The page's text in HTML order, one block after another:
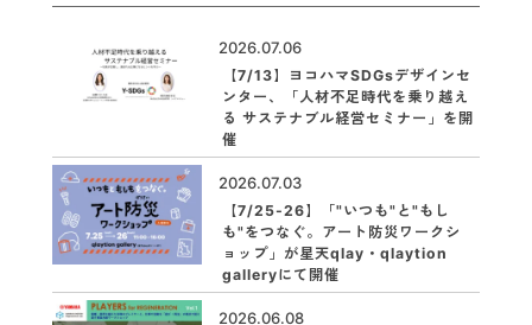
2026.07.06
【7/13】ヨコハマSDGsデザインセ
ンター、「人材不足時代を乗り越え
る サステナブル経営セミナー」を開
催
2026.07.03
【7/25-26】「"いつも"と"もし
も"をつなぐ。アート防災ワークシ
ョップ」が星天qlay・qlaytion
galleryにて開催
2026.06.08